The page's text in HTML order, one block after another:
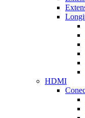
HDMI